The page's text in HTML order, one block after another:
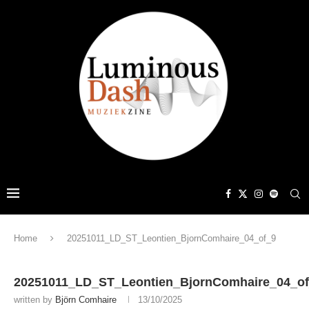
Home 20251011_LD_ST_Leontien_BjornComhaire_04_of_9
written by Björn Comhaire 13/10/2025